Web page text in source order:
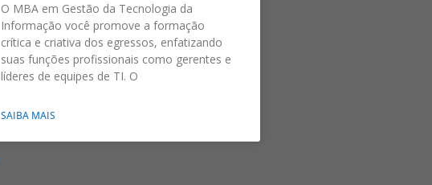
O MBA em Gestão da Tecnologia da
Informação você promove a formação
crítica e criativa dos egressos, enfatizando
suas funções profissionais como gerentes e
líderes de equipes de TI. O
SAIBA MAIS